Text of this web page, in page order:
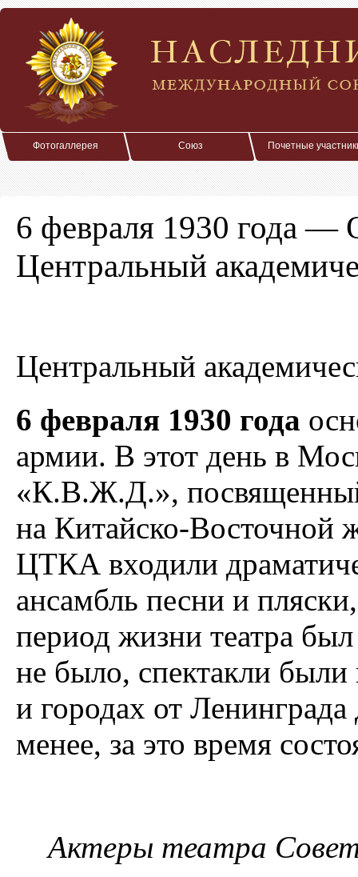
Фотогаллерея Союз Почетные
6 февраля 1930 года —
Центральный
Центральный
6 февраля 1930 года
армии. В этот день в
«К.В.Ж.Д.», посвященный
на Китайско-Восточной
ЦТКА входили
ансамбль песни и
период жизни театра
не было, спектакли
и городах от
менее, за это время
Актеры театра